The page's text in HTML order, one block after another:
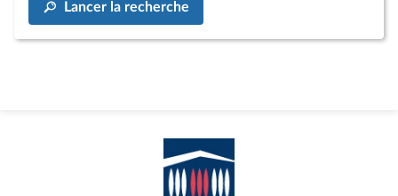
Lancer la recherche